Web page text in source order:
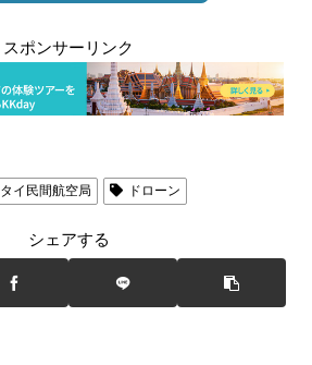
スポンサーリンク
タイ民間航空局 ドローン
シェアする